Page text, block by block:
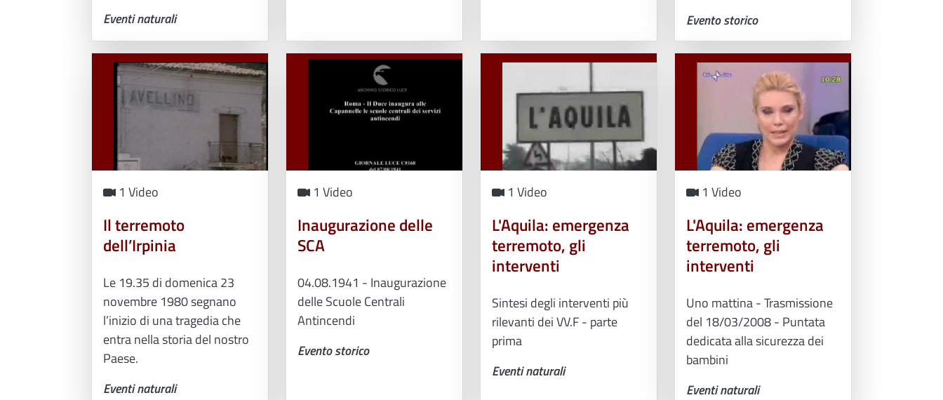
Eventi naturali
Evento storico
1 Video
Il terremoto
dell’Irpinia
Le 19.35 di domenica 23
novembre 1980 segnano
l’inizio di una tragedia che
entra nella storia del nostro
Paese.
Eventi naturali
1 Video
Inaugurazione delle
SCA
04.08.1941 - Inaugurazione
delle Scuole Centrali
Antincendi
Evento storico
1 Video
L'Aquila: emergenza
terremoto, gli
interventi
Sintesi degli interventi più
rilevanti dei VV.F - parte
prima
Eventi naturali
1 Video
L'Aquila: emergenza
terremoto, gli
interventi
Uno mattina - Trasmissione
del 18/03/2008 - Puntata
dedicata alla sicurezza dei
bambini
Eventi naturali